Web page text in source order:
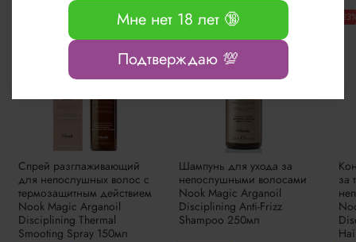
Спрей разглаживающий
для непослушных волос с
термозащитным действием
Nook Magic Arganoil
Disciplining Thermal
Smooting Spray 150мл
-22%
Шампунь для ухода за
непослушными волосами
Nook Magic Arganoil
Disciplining Anti-Frizz
Shampoo 250мл
-
за
Мне нет 18 лет 🔞
Подтверждаю 💯